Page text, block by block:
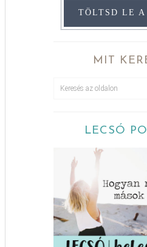
TÖLTSD LE
MIT
LECSÓ